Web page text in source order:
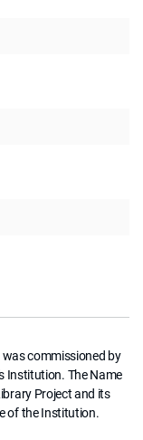
commissioned by
Institution. The Name
Project and its
of the Institution.